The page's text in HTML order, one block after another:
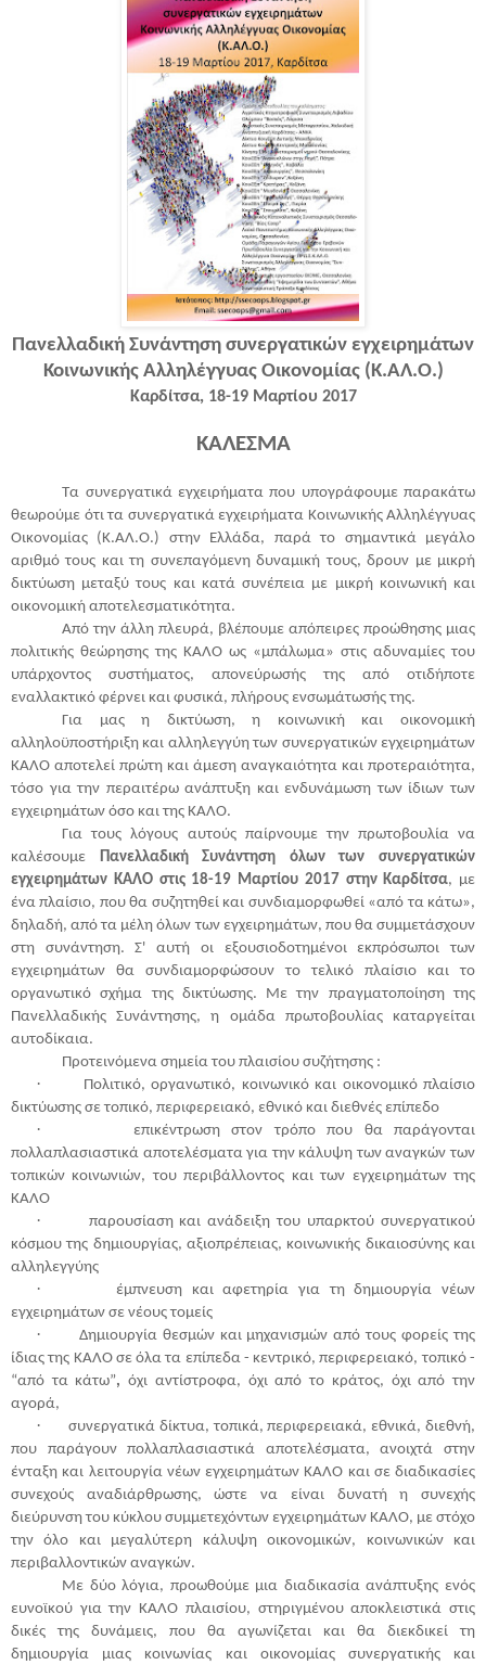
Πανελλαδική Συνάντηση συνεργατικών εγχειρημάτων
Κοινωνικής Αλληλέγγυας Οικονομίας (Κ.ΑΛ.Ο.)
Καρδίτσα, 18-19 Μαρτίου 2017
ΚΑΛΕΣΜΑ
Τα συνεργατικά εγχειρήματα που υπογράφουμε παρακάτω
θεωρούμε ότι τα συνεργατικά εγχειρήματα Κοινωνικής Αλληλέγγυας
Οικονομίας (Κ.ΑΛ.Ο.) στην Ελλάδα, παρά το σημαντικά μεγάλο
αριθμό τους και τη συνεπαγόμενη δυναμική τους, δρουν με μικρή
δικτύωση μεταξύ τους και κατά συνέπεια με μικρή κοινωνική και
οικονομική αποτελεσματικότητα.
Από την άλλη πλευρά, βλέπουμε απόπειρες προώθησης μιας
πολιτικής θεώρησης της ΚΑΛΟ ως «μπάλωμα» στις αδυναμίες του
υπάρχοντος συστήματος, απονεύρωσής της από οτιδήποτε
εναλλακτικό φέρνει και φυσικά, πλήρους ενσωμάτωσής της.
Για μας η δικτύωση, η κοινωνική και οικονομική
αλληλοϋποστήριξη και αλληλεγγύη των συνεργατικών εγχειρημάτων
ΚΑΛΟ αποτελεί πρώτη και άμεση αναγκαιότητα και προτεραιότητα,
τόσο για την περαιτέρω ανάπτυξη και ενδυνάμωση των ίδιων των
εγχειρημάτων όσο και της ΚΑΛΟ.
Για τους λόγους αυτούς παίρνουμε την πρωτοβουλία να
καλέσουμε Πανελλαδική Συνάντηση όλων των συνεργατικών
εγχειρημάτων ΚΑΛΟ στις 18-19 Μαρτίου 2017 στην Καρδίτσα, με
ένα πλαίσιο, που θα συζητηθεί και συνδιαμορφωθεί «από τα κάτω»,
δηλαδή, από τα μέλη όλων των εγχειρημάτων, που θα συμμετάσχουν
στη συνάντηση. Σ' αυτή οι εξουσιοδοτημένοι εκπρόσωποι των
εγχειρημάτων θα συνδιαμορφώσουν το τελικό πλαίσιο και το
οργανωτικό σχήμα της δικτύωσης. Με την πραγματοποίηση της
Πανελλαδικής Συνάντησης, η ομάδα πρωτοβουλίας καταργείται
αυτοδίκαια.
Προτεινόμενα σημεία του πλαισίου συζήτησης :
·
Πολιτικό, οργανωτικό, κοινωνικό και οικονομικό πλαίσιο
δικτύωσης σε τοπικό, περιφερειακό, εθνικό και διεθνές επίπεδο
·
επικέντρωση στον τρόπο που θα παράγονται
πολλαπλασιαστικά αποτελέσματα για την κάλυψη των αναγκών των
τοπικών κοινωνιών, του περιβάλλοντος και των εγχειρημάτων της
ΚΑΛΟ
·
παρουσίαση και ανάδειξη του υπαρκτού συνεργατικού
κόσμου της δημιουργίας, αξιοπρέπειας, κοινωνικής δικαιοσύνης και
αλληλεγγύης
·
έμπνευση και αφετηρία για τη δημιουργία νέων
εγχειρημάτων σε νέους τομείς
·
Δημιουργία θεσμών και μηχανισμών από τους φορείς της
ίδιας της ΚΑΛΟ σε όλα τα επίπεδα - κεντρικό, περιφερειακό, τοπικό -
“από τα κάτω”, όχι αντίστροφα, όχι από το κράτος, όχι από την
αγορά,
·
συνεργατικά δίκτυα, τοπικά, περιφερειακά, εθνικά, διεθνή,
που παράγουν πολλαπλασιαστικά αποτελέσματα, ανοιχτά στην
ένταξη και λειτουργία νέων εγχειρημάτων ΚΑΛΟ και σε διαδικασίες
συνεχούς αναδιάρθρωσης, ώστε να είναι δυνατή η συνεχής
διεύρυνση του κύκλου συμμετεχόντων εγχειρημάτων ΚΑΛΟ, με στόχο
την όλο και μεγαλύτερη κάλυψη οικονομικών, κοινωνικών και
περιβαλλοντικών αναγκών.
Με δύο λόγια, προωθούμε μια διαδικασία ανάπτυξης ενός
ευνοϊκού για την ΚΑΛΟ πλαισίου, στηριγμένου αποκλειστικά στις
δικές της δυνάμεις, που θα αγωνίζεται και θα διεκδικεί τη
δημιουργία μιας κοινωνίας και οικονομίας συνεργατικής και